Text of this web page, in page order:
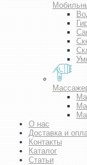
О нас
Доставка и
Контакты
Каталог
Статьи